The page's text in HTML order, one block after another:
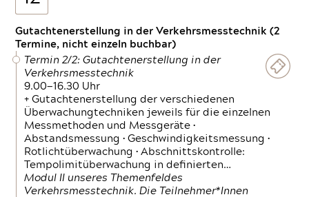
Gutachtenerstellung in der Verkehrsmesstechnik (2
Termine, nicht einzeln buchbar)
Termin 2/2: Gutachtenerstellung in der
Verkehrsmesstechnik
9.00—16.30 Uhr
+ Gutachtenerstellung der verschiedenen
Überwachungtechniken jeweils für die einzelnen
Messmethoden und Messgeräte •
Abstandsmessung • Geschwindigkeitsmessung •
Rotlichtüberwachung • Abschnittskontrolle:
Tempolimitüberwachung in definierten…
Modul II unseres Themenfeldes
Verkehrsmesstechnik. Die Teilnehmer*Innen